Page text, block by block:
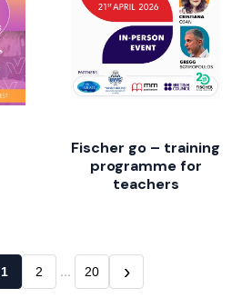
Fischer go – training
programme for
teachers
1 2 … 20 ›